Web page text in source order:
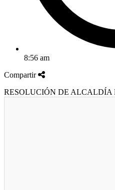
8:56 am
Compartir
RESOLUCIÓN DE ALCALDÍA